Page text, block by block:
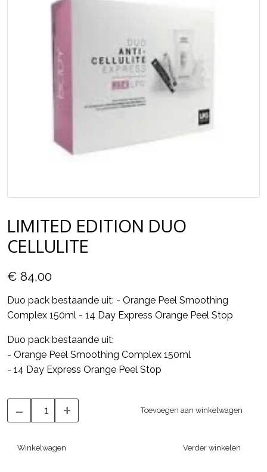
LIMITED EDITION DUO
CELLULITE
€ 84,00
Duo pack bestaande uit: - Orange Peel Smoothing
Complex 150ml - 14 Day Express Orange Peel Stop
Duo pack bestaande uit:
- Orange Peel Smoothing Complex 150ml
- 14 Day Express Orange Peel Stop
- + Toevoegen aan winkelwagen
Winkelwagen Verder winkelen